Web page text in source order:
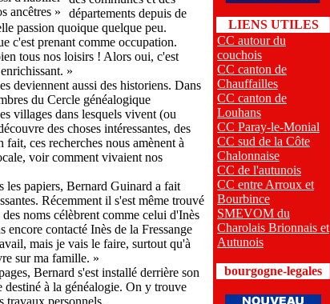
ancêtres »
départements depuis de
passion quoique quelque peu.
c'est prenant comme occupation.
tous nos loisirs ! Alors oui, c'est
»
deviennent aussi des historiens. Dans
du Cercle généalogique
villages dans lesquels vivent (ou
des choses intéressantes, des
ces recherches nous amènent à
voir comment vivaient nos
les papiers, Bernard Guinard a fait
Récemment il s'est même trouvé
noms célèbrent comme celui d'Inès
encore contacté Inès de la Fressange
mais je vais le faire, surtout qu'à
sur ma famille. »
Bernard s'est installé derrière son
destiné à la généalogie. On y trouve
travaux personnels.
LIENS UTILES
CC autour du
couchois
CC canton de
Chauffailles
CC canton de
Louhans
CC Paray-le-Monial
CC sud de la Côte
Chalonnaise
CC de l'autunois
CC entre Arroux et
Bourbince
SMEVOM du
Charolais Brionnais et
Autunois
bourgogne-legales